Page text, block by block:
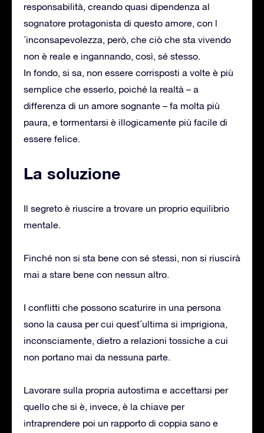
responsabilità, creando quasi dipendenza al
sognatore protagonista di questo amore, con l
´inconsapevolezza, però, che ciò che sta vivendo
non è reale e ingannando, così, sé stesso.
In fondo, si sa, non essere corrisposti a volte è più
semplice che esserlo, poiché la realtà – a
differenza di un amore sognante – fa molta più
paura, e tormentarsi è illogicamente più facile di
essere felice.
La soluzione
Il segreto è riuscire a trovare un proprio equilibrio
mentale.
Finché non si sta bene con sé stessi, non si riuscirà
mai a stare bene con nessun altro.
I conflitti che possono scaturire in una persona
sono la causa per cui quest´ultima si imprigiona,
inconsciamente, dietro a relazioni tossiche a cui
non portano mai da nessuna parte.
Lavorare sulla propria autostima e accettarsi per
quello che si è, invece, è la chiave per
intraprendere poi un rapporto di coppia sano e